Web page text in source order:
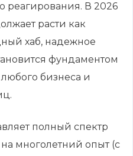
реагирования. В 2026
расти как
хаб, надежное
фундаментом
бизнеса и
полный спектр
многолетний опыт (с